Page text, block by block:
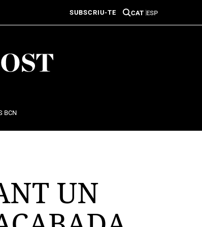
SUBSCRIU-TE CAT ESP
BCN
UN